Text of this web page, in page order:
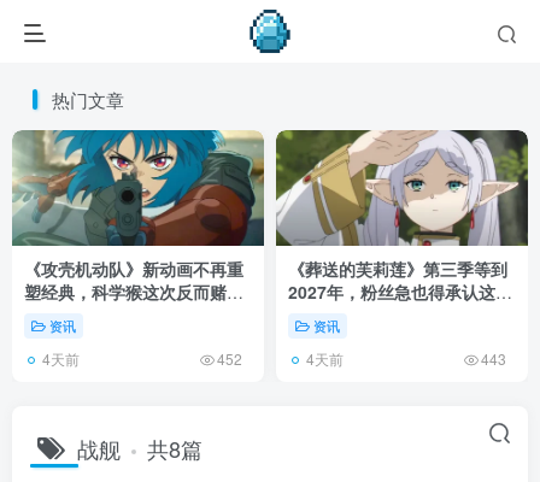
热门文章
《攻壳机动队》新动画不再重
塑经典，科学猴这次反而赌对
了！资讯
4天前 452
《葬送的芙莉莲》第三季等到
2027年，粉丝急也得承认这次
慢得有道理！
资讯
4天前 443
战舰 共8篇